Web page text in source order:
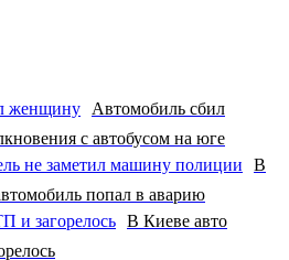
Автомобиль сбил
с автобусом на юге
В
попал в аварию
В Киеве авто